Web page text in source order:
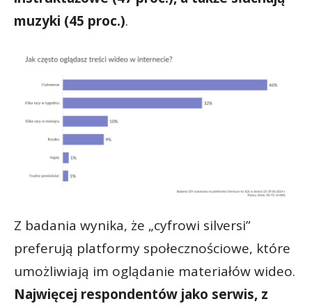
muzyki (45 proc.).
Z badania wynika, że „cyfrowi silversi”
preferują platformy społecznościowe, które
umożliwiają im oglądanie materiałów wideo.
Najwięcej respondentów jako serwis, z